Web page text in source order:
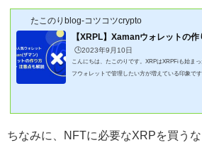
たこのりblog-コツコツcrypto
【XRPL】Xamanウォレットの
🕒️2023年9月10日
こんにちは、たこのりです。XRPはXRPFiも始ま
フウォレットで管理したい方が増えている印象で
ついて図解も交えて記事にしてみました！この...
ちなみに、NFTに必要なXRPを買うな